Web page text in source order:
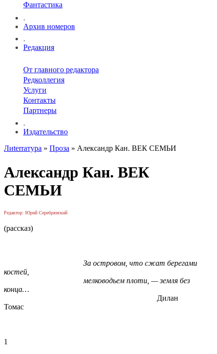
Фантастика
.
Архив номеров
.
Редакция
От главного редактора
Редколлегия
Услуги
Контакты
Партнеры
.
Издательство
Лиterraтура » Проза » Александр Кан. ВЕК СЕМЬИ
Александр Кан. ВЕК
СЕМЬИ
Редактор: Юрий Серебрянский
(рассказ)
За остpовом, что сжат беpегами
костей,
мелководьем плоти, — земля без
конца…
Дилан
Томас
1